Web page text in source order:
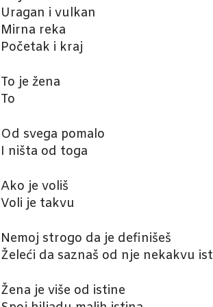
Uragan i vulkan
Mirna reka
Početak i kraj
To je žena
To
Od svega pomalo
I ništa od toga
Ako je voliš
Voli je takvu
Nemoj strogo da je definišeš
Želeći da saznaš od nje nekakvu
Žena je više od istine